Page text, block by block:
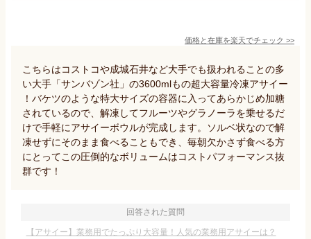
価格と在庫を楽天でチェック >>
こちらはコストコや成城石井など大手でも扱われることの多
い大手「サンバゾン社」の3600mlもの超大容量冷凍アサイー
！バケツのような特大サイズの容器に入ってあらかじめ加糖
されているので、解凍してフルーツやグラノーラを乗せるだ
けで手軽にアサイーボウルが完成します。ソルベ状なので解
凍せずにそのまま食べることもでき、毎朝欠かさず食べる方
にとってこの圧倒的なボリュームはコストパフォーマンス抜
群です！
回答された質問
【アサイー】業務用でたっぷり大容量！人気の業務用アサイーは？